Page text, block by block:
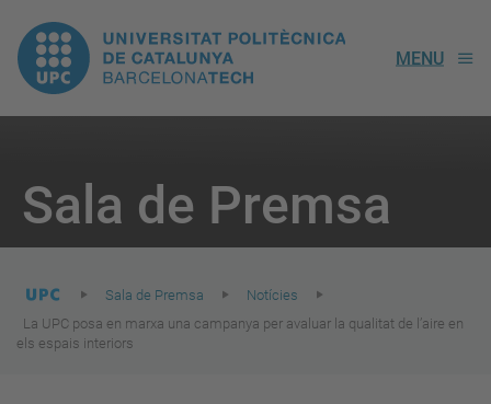
UPC.
Universitat
de
Catalunya
MENU
Sala de Premsa
here:
Sala de Premsa
Notícies
La UPC posa en marxa una campanya per avaluar la qualitat de l’aire en
els espais interiors